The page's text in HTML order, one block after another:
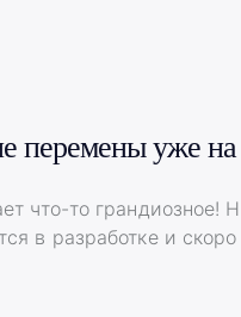
перемены уже на
что-то грандиозное!
в разработке и скоро